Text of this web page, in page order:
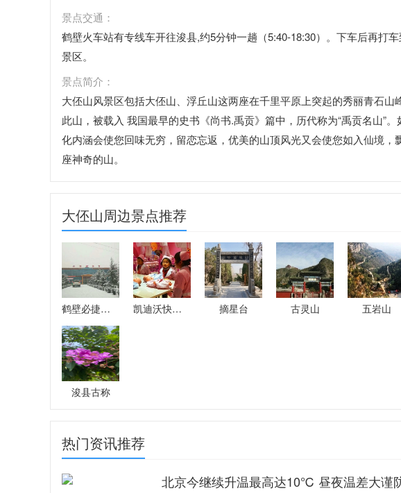
景点交通：
鹤壁火车站有专线车开往浚县,约5分钟一趟（5:40-18:30）。下车后再打
景区。
景点简介：
大伾山风景区包括大伾山、浮丘山这两座在千里平原上突起的秀丽青石
此山，被载入 我国最早的史书《尚书.禹贡》篇中，历代称为“禹贡名山”
化内涵会使您回味无穷，留恋忘返，优美的山顶风光又会使您如入仙境
座神奇的山。
大伾山周边景点推荐
鹤壁必捷滑雪场 凯迪沃快乐体验 摘星台 古灵山 五岩山
浚县古称
热门资讯推荐
北京今继续升温最高达10℃ 昼夜温差大谨